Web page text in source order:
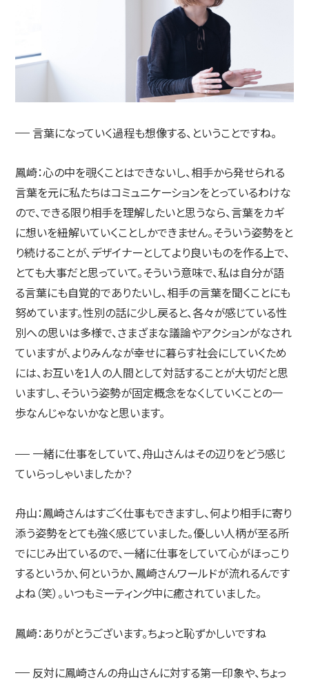
言葉になっていく過程も想像する、ということですね。
鳳崎：心の中を覗くことはできないし、相手から発せられる
言葉を元に私たちはコミュニケーションをとっているわけな
ので、できる限り相手を理解したいと思うなら、言葉をカギ
に想いを紐解いていくことしかできません。そういう姿勢をと
り続けることが、デザイナーとしてより良いものを作る上で、
とても大事だと思っていて。そういう意味で、私は自分が語
る言葉にも自覚的でありたいし、相手の言葉を聞くことにも
努めています。性別の話に少し戻ると、各々が感じている性
別への思いは多様で、さまざまな議論やアクションがなされ
ていますが、よりみんなが幸せに暮らす社会にしていくため
には、お互いを1人の人間として対話することが大切だと思
いますし、そういう姿勢が固定概念をなくしていくことの一
歩なんじゃないかなと思います。
一緒に仕事をしていて、舟山さんはその辺りをどう感じ
ていらっしゃいましたか？
舟山：鳳崎さんはすごく仕事もできますし、何より相手に寄り
添う姿勢をとても強く感じていました。優しい人柄が至る所
でにじみ出ているので、一緒に仕事をしていて心がほっこり
するというか、何というか、鳳崎さんワールドが流れるんです
よね（笑）。いつもミーティング中に癒されていました。
鳳崎：ありがとうございます。ちょっと恥ずかしいですね
反対に鳳崎さんの舟山さんに対する第一印象や、ちょっ